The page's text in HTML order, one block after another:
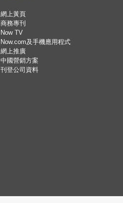
網上黃頁
商務專刊
Now TV
Now.com及手機應用程式
網上推廣
中國營銷方案
刊登公司資料